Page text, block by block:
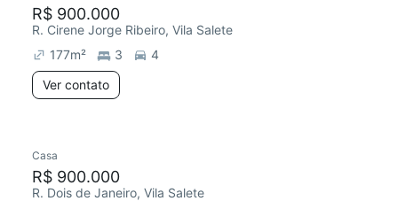
R$ 900.000
R. Cirene Jorge Ribeiro, Vila Salete
177m² 3
4
Ver contato
Casa
R$ 900.000
R. Dois de Janeiro, Vila Salete